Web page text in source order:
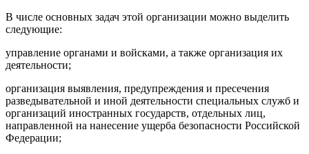
В числе основных задач этой организации можно выделить
следующие:
управление органами и войсками, а также организация их
деятельности;
организация выявления, предупреждения и пресечения
разведывательной и иной деятельности специальных служб и
организаций иностранных государств, отдельных лиц,
направленной на нанесение ущерба безопасности Российской
Федерации;